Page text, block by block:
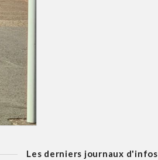
Les derniers journaux d'infos